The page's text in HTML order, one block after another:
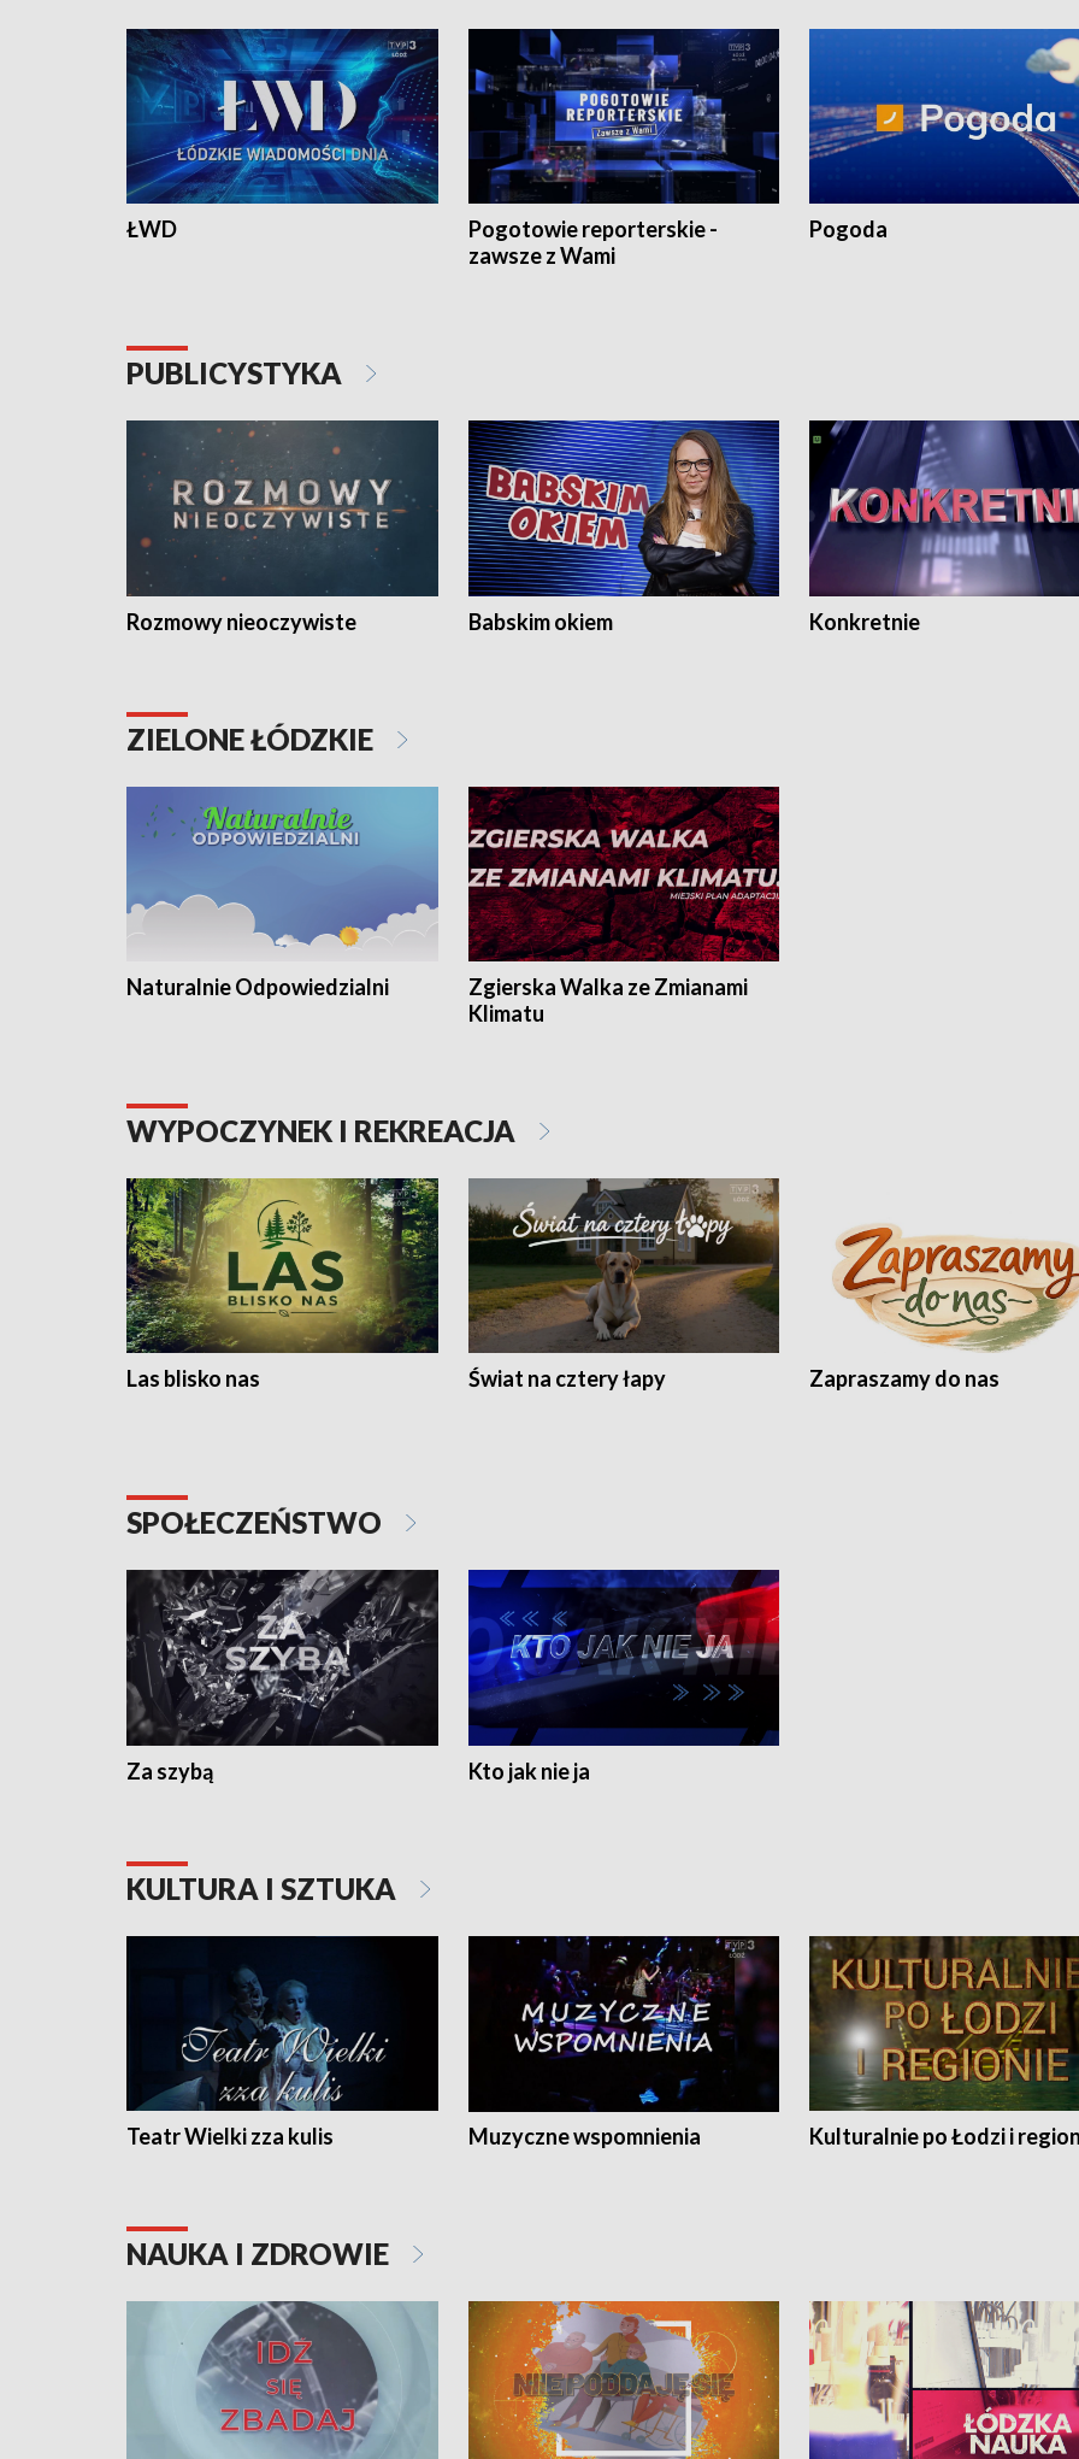
ŁWD
Pogotowie reporterskie -
zawsze z Wami
Pogoda
PUBLICYSTYKA
Rozmowy nieoczywiste Babskim okiem Konkretnie
ZIELONE ŁÓDZKIE
Naturalnie Odpowiedzialni
Zgierska Walka ze Zmianami
Klimatu
WYPOCZYNEK I REKREACJA
Las blisko nas Świat na cztery łapy Zapraszamy do nas
SPOŁECZEŃSTWO
Za szybą Kto jak nie ja
KULTURA I SZTUKA
Teatr Wielki zza kulis Muzyczne wspomnienia Kulturalnie po Łodzi i
NAUKA I ZDROWIE